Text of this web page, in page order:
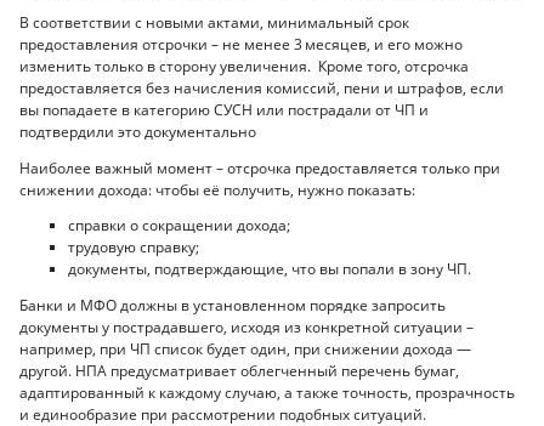
В соответствии с новыми актами, минимальный срок
предоставления отсрочки – не менее 3 месяцев, и его можно
изменить только в сторону увеличения. Кроме того, отсрочка
предоставляется без начисления комиссий, пени и штрафов, если
вы попадаете в категорию СУСН или пострадали от ЧП и
подтвердили это документально
Наиболее важный момент – отсрочка предоставляется только при
снижении дохода: чтобы её получить, нужно показать:
справки о сокращении дохода;
трудовую справку;
документы, подтверждающие, что вы попали в зону ЧП.
Банки и МФО должны в установленном порядке запросить
документы у пострадавшего, исходя из конкретной ситуации –
например, при ЧП список будет один, при снижении дохода —
другой. НПА предусматривает облегченный перечень бумаг,
адаптированный к каждому случаю, а также точность, прозрачность
и единообразие при рассмотрении подобных ситуаций.